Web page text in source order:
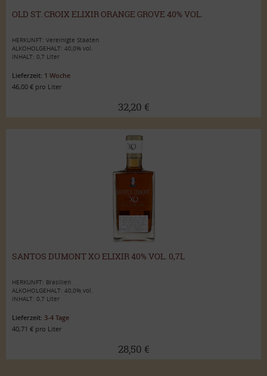
OLD ST. CROIX ELIXIR ORANGE GROVE 40% VOL.
HERKUNFT: Vereinigte Staaten
ALKOHOLGEHALT: 40,0% vol.
INHALT: 0,7 Liter
Lieferzeit: 1 Woche
46,00 € pro Liter
32,20 €
SANTOS DUMONT XO ELIXIR 40% VOL. 0,7L
HERKUNFT: Brasilien
ALKOHOLGEHALT: 40,0% vol.
INHALT: 0,7 Liter
Lieferzeit: 3-4 Tage
40,71 € pro Liter
28,50 €